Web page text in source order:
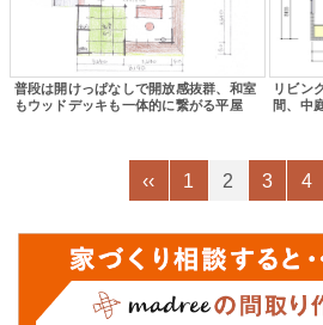
普段は開けっぱなしで開放感抜群、和室
もウッドデッキも一体的に繋がる平屋
リビン
間、中
‹‹ 1 2 3 4